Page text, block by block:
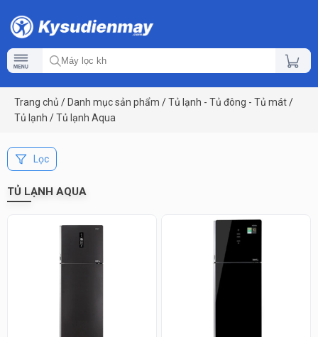
Trang chủ / Danh mục sản phẩm /Tủ lạnh - Tủ đông - Tủ mát/
Tủ lạnh /Tủ lạnh Aqua
Lọc
TỦ LẠNH AQUA